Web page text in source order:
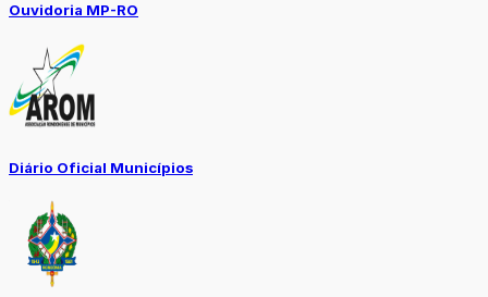
Ouvidoria MP-RO
Diário Oficial Municípios